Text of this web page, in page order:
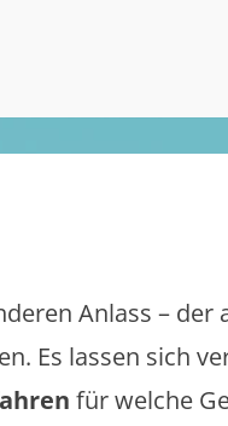
Anlass – der
Es lassen sich
für welche